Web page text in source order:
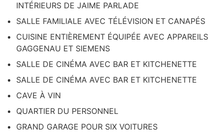
INTÉRIEURS DE JAIME PARLADE
SALLE FAMILIALE AVEC TÉLÉVISION ET CANAPÉS
CUISINE ENTIÈREMENT ÉQUIPÉE AVEC APPAREILS
GAGGENAU ET SIEMENS
SALLE DE CINÉMA AVEC BAR ET KITCHENETTE
SALLE DE CINÉMA AVEC BAR ET KITCHENETTE
CAVE À VIN
QUARTIER DU PERSONNEL
GRAND GARAGE POUR SIX VOITURES